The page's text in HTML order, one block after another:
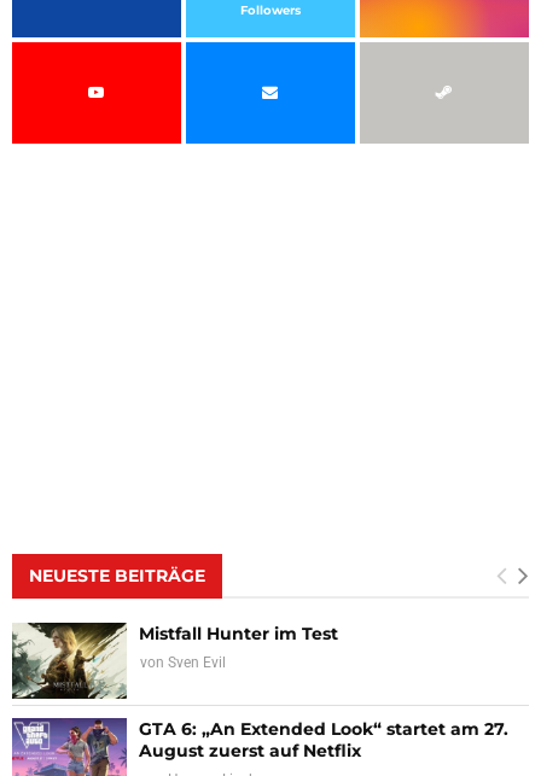
Followers
NEUESTE BEITRÄGE
Mistfall Hunter im Test
von Sven Evil
GTA 6: „An Extended Look“ startet am 27.
August zuerst auf Netflix